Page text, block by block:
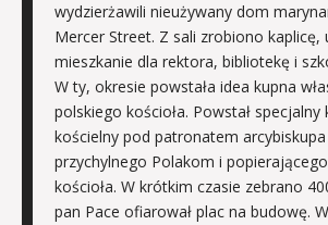
wydzierżawili nieużywany dom
Mercer Street. Z sali zrobiono kaplicę,
mieszkanie dla rektora, bibliotekę i
W ty, okresie powstała idea kupna
polskiego kościoła. Powstał
kościelny pod patronatem arcybiskupa
przychylnego Polakom i
kościoła. W krótkim czasie zebrano
pan Pace ofiarował plac na budowę.